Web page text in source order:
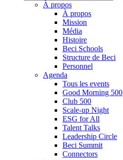
À propos
À propos
Mission
Média
Histoire
Beci Schools
Structure de Beci
Personnel
Agenda
Tous les events
Good Morning 500
Club 500
Scale-up Night
ESG for All
Talent Talks
Leadership Circle
Beci Summit
Connectors